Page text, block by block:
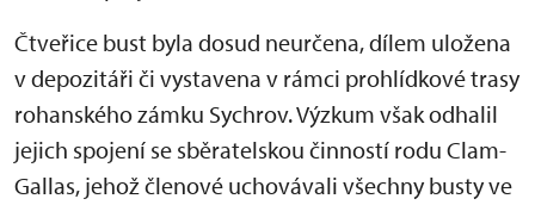
Čtveřice bust byla dosud neurčena, dílem uložena
v depozitáři či vystavena v rámci prohlídkové trasy
rohanského zámku Sychrov. Výzkum však odhalil
jejich spojení se sběratelskou činností rodu Clam-
Gallas, jehož členové uchovávali všechny busty ve